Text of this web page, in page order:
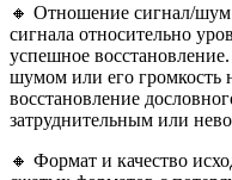
🔸 Отношение сигнал/
сигнала относительно
успешное
шумом или его громкость
восстановление
затруднительным или
🔸 Формат и качество